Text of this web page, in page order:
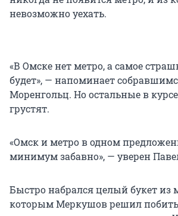
невозможно уехать.
«В Омске нет метро, а самое
будет», — напоминает
Моренгольц. Но остальные в
грустят.
«Омск и метро в одном
минимум забавно», — уверен
Быстро набрался целый букет из
которым Меркушов решил